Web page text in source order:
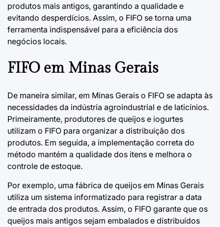
produtos mais antigos, garantindo a qualidade e
evitando desperdícios. Assim, o FIFO se torna uma
ferramenta indispensável para a eficiência dos
negócios locais.
FIFO em Minas Gerais
De maneira similar, em Minas Gerais o FIFO se adapta às
necessidades da indústria agroindustrial e de laticínios.
Primeiramente, produtores de queijos e iogurtes
utilizam o FIFO para organizar a distribuição dos
produtos. Em seguida, a implementação correta do
método mantém a qualidade dos itens e melhora o
controle de estoque.
Por exemplo, uma fábrica de queijos em Minas Gerais
utiliza um sistema informatizado para registrar a data
de entrada dos produtos. Assim, o FIFO garante que os
queijos mais antigos sejam embalados e distribuídos